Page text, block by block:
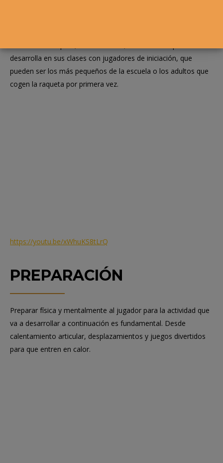
desarrolla en sus clases con jugadores de iniciación, que
pueden ser los más pequeños de la escuela o los adultos que
cogen la raqueta por primera vez.
https://youtu.be/xWhuKS8tLrQ
PREPARACIÓN
Preparar física y mentalmente al jugador para la actividad que
va a desarrollar a continuación es fundamental. Desde
calentamiento articular, desplazamientos y juegos divertidos
para que entren en calor.